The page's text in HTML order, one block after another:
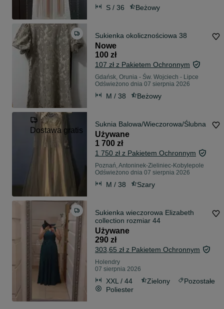
S / 36 Beżowy
Sukienka okolicznościowa 38
Nowe
100 zł
107 zł z Pakietem Ochronnym
Gdańsk, Orunia - Św. Wojciech - Lipce
Odświeżono dnia 07 sierpnia 2026
M / 38 Beżowy
Dostawa gratis
Suknia Balowa/Wieczorowa/Ślubna
Używane
1 700 zł
1 750 zł z Pakietem Ochronnym
Poznań, Antoninek-Zieliniec-Kobylepole
Odświeżono dnia 07 sierpnia 2026
M / 38 Szary
Sukienka wieczorowa Elizabeth
collection rozmiar 44
Używane
290 zł
303,65 zł z Pakietem Ochronnym
Holendry
07 sierpnia 2026
XXL / 44 Zielony
Pozostałe
Poliester